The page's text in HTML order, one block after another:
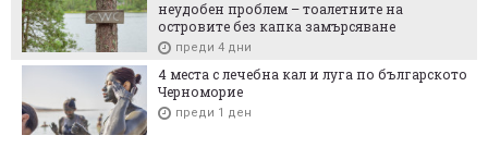
неудобен проблем – тоалетните на
островите без капка замърсяване
преди 4 дни
4 места с лечебна кал и луга по българското
Черноморие
преди 1 ден